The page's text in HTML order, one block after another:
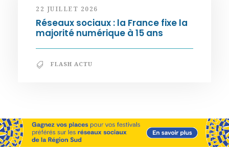
22 JUILLET 2026
Réseaux sociaux : la France fixe la
majorité numérique à 15 ans
FLASH ACTU